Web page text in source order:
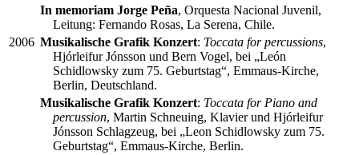
In memoriam Jorge Peña, Orquesta Nacional Juvenil,
Leitung: Fernando Rosas, La Serena, Chile.
2006 Musikalische Grafik Konzert: Toccata for percussions,
Hjórleifur Jónsson und Bern Vogel, bei „León
Schidlowsky zum 75. Geburtstag“, Emmaus-Kirche,
Berlin, Deutschland.
Musikalische Grafik Konzert: Toccata for Piano and
percussion, Martin Schneuing, Klavier und Hjórleifur
Jónsson Schlagzeug, bei „Leon Schidlowsky zum 75.
Geburtstag“, Emmaus-Kirche, Berlin.